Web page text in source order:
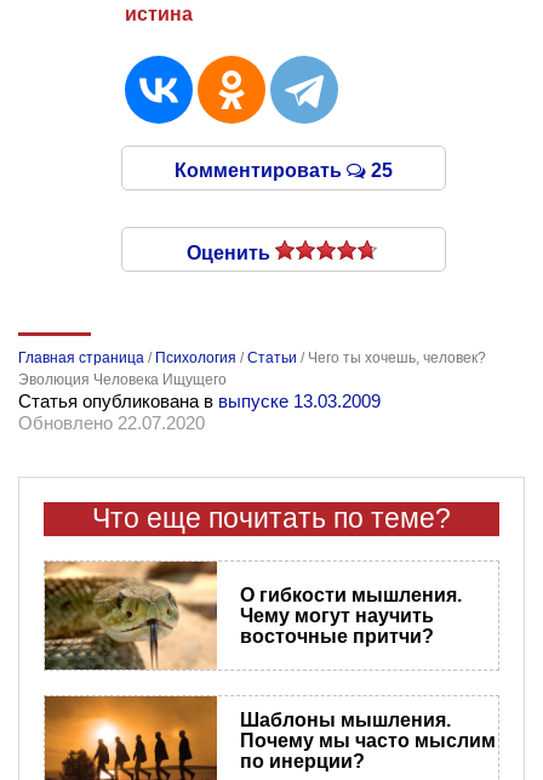
истина
Комментировать 25
Оценить
Главная страница / Психология /Статьи / Чего ты хочешь, человек?
Эволюция Человека Ищущего
Статья опубликована в выпуске 13.03.2009
Обновлено 22.07.2020
Что еще почитать по теме?
О гибкости мышления.
Чему могут научить
восточные притчи?
Шаблоны мышления.
Почему мы часто мыслим
по инерции?